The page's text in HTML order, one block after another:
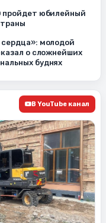
пройдет юбилейный
молодой
о сложнейших
буднях
В YouTube канал